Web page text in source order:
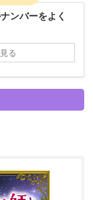
ンバーをよく
る